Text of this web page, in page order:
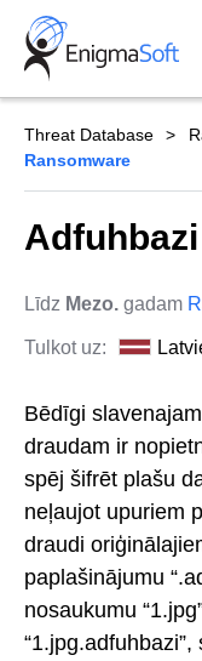
Skip
content
Threat Database
Ransomware
Līdz Mezo. gadam
Tulkot uz:
Bēdīgi
draudam ir
spēj šifrēt plašu
neļaujot upuriem
draudi
paplašinājumu
nosaukumu